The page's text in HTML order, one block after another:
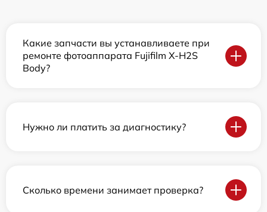
Какие запчасти вы устанавливаете при
ремонте фотоаппарата Fujifilm X-H2S
Body?
Нужно ли платить за диагностику?
Сколько времени занимает проверка?